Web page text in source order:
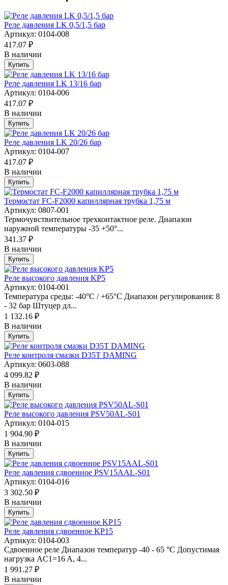
Реле давления LK 0,5/1,5 бар
Артикул: 0104-008
417.07 ₽
В наличии
Купить
Реле давления LK 13/16 бар
Артикул: 0104-006
417.07 ₽
В наличии
Купить
Реле давления LK 20/26 бар
Артикул: 0104-007
417.07 ₽
В наличии
Купить
Термостат FC-F2000 капиллярная трубка 1,75 м
Артикул: 0807-001
Термочувствительное трехконтактное реле. Диапазон
наружной температуры -35 +50°...
341.37 ₽
В наличии
Купить
Реле высокого давления KP5
Артикул: 0104-001
Температура среды: -40°C / +65°C Диапазон регулирования: 8
- 32 бар Штуцер дл...
1 132.16 ₽
В наличии
Купить
Реле контроля смазки D35T DAMING
Артикул: 0603-088
4 099.82 ₽
В наличии
Купить
Реле высокого давления PSV50AL-S01
Артикул: 0104-015
1 904.90 ₽
В наличии
Купить
Реле давления сдвоенное PSV15AAL-S01
Артикул: 0104-016
3 302.50 ₽
В наличии
Купить
Реле давления сдвоенное KP15
Артикул: 0104-003
Сдвоенное реле Диапазон температур -40 - 65 °C Допустимая
нагрузка AC1=16 A, 4...
1 991.27 ₽
В наличии